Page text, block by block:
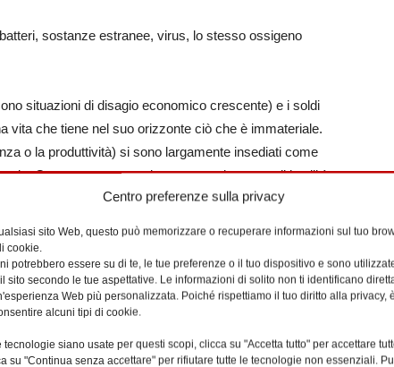
Centro preferenze sulla privacy
sito Web, questo può memorizzare o recuperare informazioni sul tuo
cookie.
potrebbero essere su di te, le tue preferenze o il tuo dispositivo e sono
sito secondo le tue aspettative. Le informazioni di solito non ti identificano
Web più personalizzata. Poiché rispettiamo il tuo diritto alla privacy,
alcuni tipi di cookie.
siano usate per questi scopi, clicca su "Accetta tutto" per accettare
su "Continua senza accettare" per rifiutare tutte le tecnologie non essenziali.
sostanze estranee, virus, lo stesso ossigeno
situazioni di disagio economico crescente) e i soldi
vita che tiene nel suo orizzonte ciò che è immateriale.
o la produttività) si sono largamente insediati come
Questa causa, peraltro, un grande senso di inutilità
più ricorrente), che viene dagli scarsi risultati
persona-in-relazione, e che considera gli altri, il
Non c’è coscienza e spesso nemmeno
di Dio per conoscerLo e essere partecipi della
è tutta da ricostruire e rieducare, sia nella vita
dei singoli appare legata al sentire personale e alla